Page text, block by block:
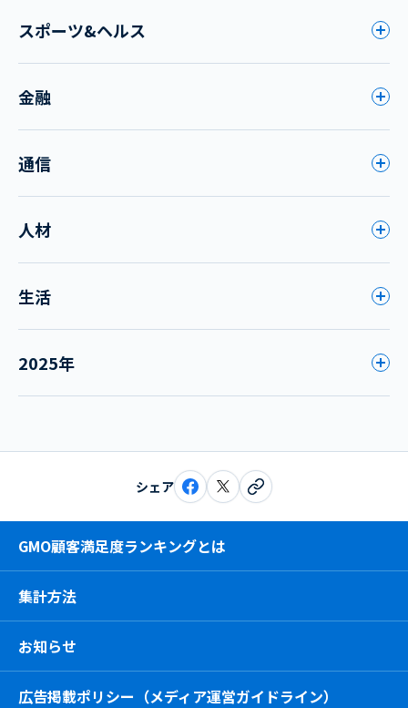
スポーツ&ヘルス
金融
通信
人材
生活
2025年
シェア
GMO顧客満足度ランキングとは
集計方法
お知らせ
広告掲載ポリシー（メディア運営ガイドライン）